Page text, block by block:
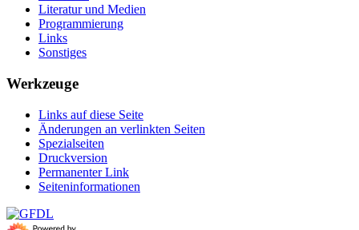
Literatur und Medien
Programmierung
Links
Sonstiges
Werkzeuge
Links auf diese Seite
Änderungen an verlinkten Seiten
Spezialseiten
Druckversion
Permanenter Link
Seiten­­informationen